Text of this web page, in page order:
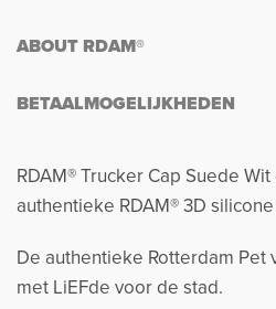
ABOUT RDAM®
BETAALMOGELIJKHEDEN
RDAM® Trucker Cap Suede
authentieke RDAM® 3D
De authentieke Rotterdam Pet
met LiEFde voor de stad.